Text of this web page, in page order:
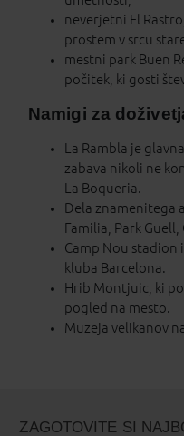
neverjetni El
prostem v srcu
mestni park Buen
počitek, ki gosti
Namigi za
La Rambla je
zabava nikoli ne
La Boqueria.
Dela znamenitega
Familia, Park Guell,
Camp Nou
kluba Barcelona.
Hrib Montjuic, ki
pogled na mesto.
Muzeja velikanov
ZAGOTOVITE SI